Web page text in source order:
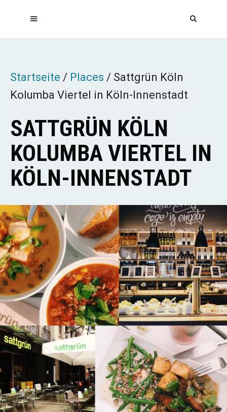
Startseite / Places / Sattgrün Köln
Kolumba Viertel in Köln-Innenstadt
SATTGRÜN KÖLN
KOLUMBA VIERTEL IN
KÖLN-INNENSTADT